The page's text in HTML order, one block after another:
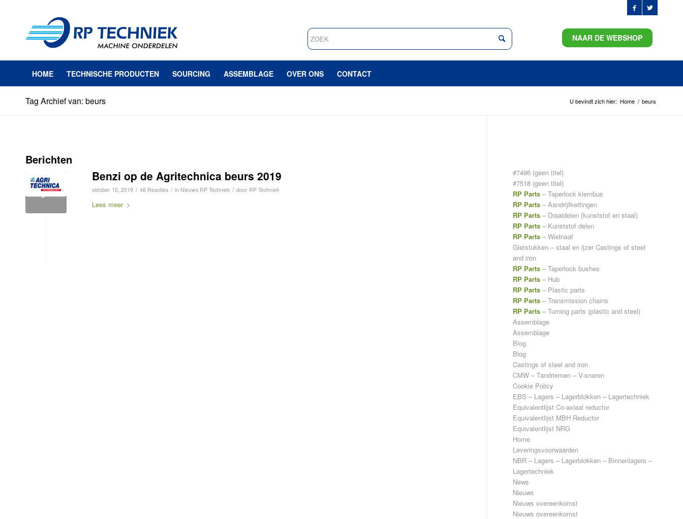
NAAR DE WEBSHOP
HOME TECHNISCHE PRODUCTEN SOURCING ASSEMBLAGE OVER ONS CONTACT
Tag Archief van: beurs U bevindt zich hier: Home / beurs
Berichten
Benzi op de Agritechnica beurs 2019
oktober 15, 2019 / 46 Reacties / in Nieuws RP Techniek / door RP Techniek
Lees meer
#7496 (geen titel)
#7518 (geen titel)
RP Parts– Taperlock klembus
RP Parts – Aandrijfkettingen
RP Parts – Draaidelen (kunststof en staal)
RP Parts – Kunststof delen
RP Parts – Wielnaaf
Gietstukken – staal en ijzer Castings of steel
and iron
RP Parts– Taperlock bushes
RP Parts – Hub
RP Parts – Plastic parts
RP Parts – Transmission chains
RP Parts – Turning parts (plastic and steel)
Assemblage
Assemblage
Blog
Blog
Castings of steel and iron
CMW – Tandriemen – V-snaren
Cookie Policy
EBS – Lagers – Lagerblokken – Lagertechniek
Equivalentlijst Co-axiaal reductor
Equivalentlijst MBH Reductor
Equivalentlijst NRG
Home
Leveringsvoorwaarden
NBR – Lagers – Lagerblokken – Binnenlagers –
Lagertechniek
News
Nieuws
Nieuws overeenkomst
Nieuws overeenkomst